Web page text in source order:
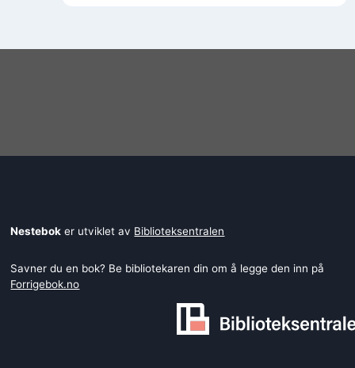
Nestebok er utviklet av Biblioteksentralen
Savner du en bok? Be bibliotekaren din om å legge den inn på
Forrigebok.no